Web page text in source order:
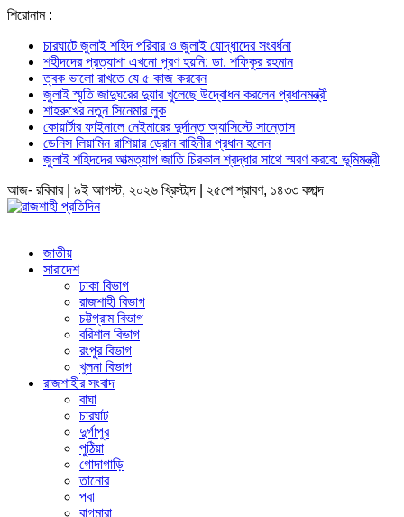
শিরোনাম :
চারঘাটে জুলাই শহিদ পরিবার ও জুলাই যোদ্ধাদের সংবর্ধনা
শহীদদের প্রত্যাশা এখনো পূরণ হয়নি: ডা. শফিকুর রহমান
ত্বক ভালো রাখতে যে ৫ কাজ করবেন
জুলাই স্মৃতি জাদুঘরের দুয়ার খুলেছে উদ্বোধন করলেন প্রধানমন্ত্রী
শাহরুখের নতুন সিনেমার লুক
কোয়ার্টার ফাইনালে নেইমারের দুর্দান্ত অ্যাসিস্টে সান্তোস
ডেনিস লিয়ামিন রাশিয়ার ড্রোন বাহিনীর প্রধান হলেন
জুলাই শহিদদের আত্মত্যাগ জাতি চিরকাল শ্রদ্ধার সাথে স্মরণ করবে: ভূমিমন্ত্রী
আজ- রবিবার | ৯ই আগস্ট, ২০২৬ খ্রিস্টাব্দ | ২৫শে শ্রাবণ, ১৪৩৩ বঙ্গাব্দ
জাতীয়
সারাদেশ
ঢাকা বিভাগ
রাজশাহী বিভাগ
চট্টগ্রাম বিভাগ
বরিশাল বিভাগ
রংপুর বিভাগ
খুলনা বিভাগ
রাজশাহীর সংবাদ
বাঘা
চারঘাট
দুর্গাপুর
পুঠিয়া
গোদাগাড়ি
তানোর
পবা
বাগমারা